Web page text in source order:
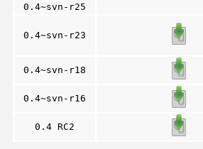
0.4~svn-r25
0.4~svn-r23
0.4~svn-r18
0.4~svn-r16
0.4 RC2